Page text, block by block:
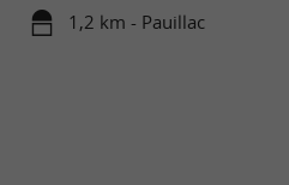
1,2 km - Pauillac